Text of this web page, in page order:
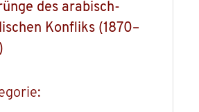
des arabisch-
Konfliks (1870–